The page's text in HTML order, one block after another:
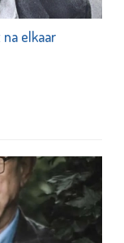
elkaar